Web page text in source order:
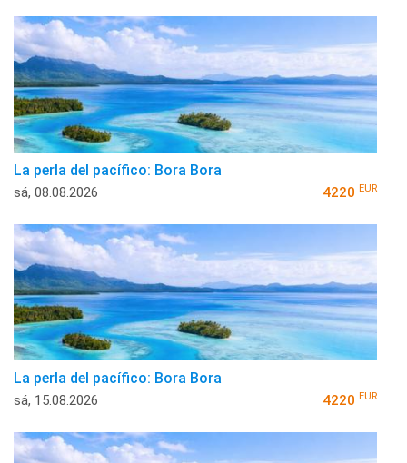
La perla del pacífico: Bora Bora
sá, 08.08.2026 4220 EUR
La perla del pacífico: Bora Bora
sá, 15.08.2026 4220 EUR